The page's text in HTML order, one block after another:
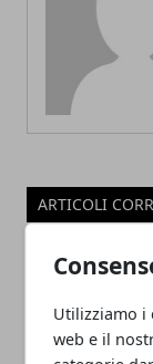
Utilizziamo i
web e il
ARTICOLI